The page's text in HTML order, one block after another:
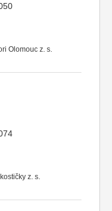
Olomouc z. s.
z. s.